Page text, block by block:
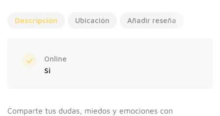
Descripción Ubicación Añadir reseña
Online
Si
Comparte tus dudas, miedos y emociones con